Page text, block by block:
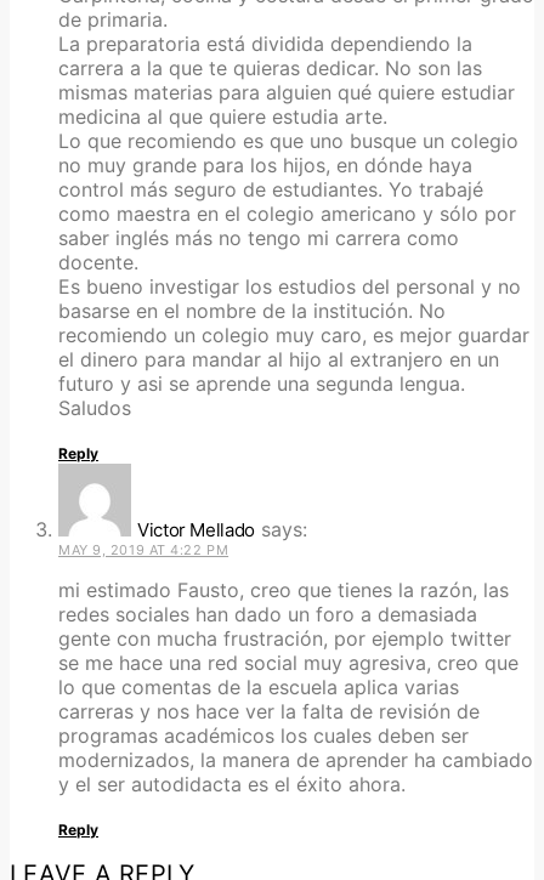
de primaria.
La preparatoria está dividida dependiendo la
carrera a la que te quieras dedicar. No son las
mismas materias para alguien qué quiere estudiar
medicina al que quiere estudia arte.
Lo que recomiendo es que uno busque un colegio
no muy grande para los hijos, en dónde haya
control más seguro de estudiantes. Yo trabajé
como maestra en el colegio americano y sólo por
saber inglés más no tengo mi carrera como
docente.
Es bueno investigar los estudios del personal y no
basarse en el nombre de la institución. No
recomiendo un colegio muy caro, es mejor guardar
el dinero para mandar al hijo al extranjero en un
futuro y asi se aprende una segunda lengua.
Saludos
Reply
Victor Mellado says:
MAY 9, 2019 AT 4:22 PM
mi estimado Fausto, creo que tienes la razón, las
redes sociales han dado un foro a demasiada
gente con mucha frustración, por ejemplo twitter
se me hace una red social muy agresiva, creo que
lo que comentas de la escuela aplica varias
carreras y nos hace ver la falta de revisión de
programas académicos los cuales deben ser
modernizados, la manera de aprender ha cambiado
y el ser autodidacta es el éxito ahora.
Reply